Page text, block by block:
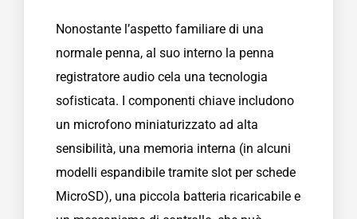
Nonostante l’aspetto familiare di una
normale penna, al suo interno la penna
registratore audio cela una tecnologia
sofisticata. I componenti chiave includono
un microfono miniaturizzato ad alta
sensibilità, una memoria interna (in alcuni
modelli espandibile tramite slot per schede
MicroSD), una piccola batteria ricaricabile e